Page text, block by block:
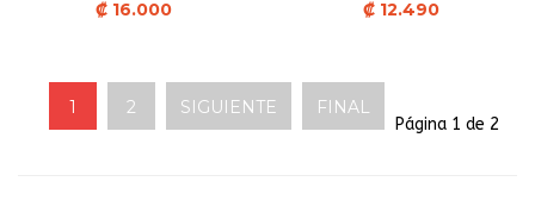
₡ 16.000 ₡ 12.490
1 2 SIGUIENTE FINAL
Página 1 de 2